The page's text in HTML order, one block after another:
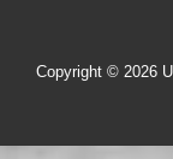
Copyright © 2026